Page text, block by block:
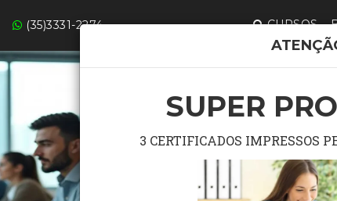
(35)3331-2274 CURSOS
SUPER
3 CERTIFICADOS IMPRESSOS